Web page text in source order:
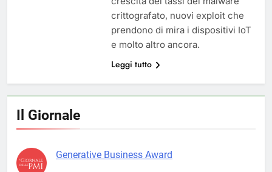
crittografato, nuovi exploit che
prendono di mira i dispositivi IoT
e molto altro ancora.
Leggi tutto
Il Giornale
Generative Business Award